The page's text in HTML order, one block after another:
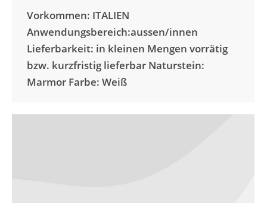
Vorkommen: ITALIEN
Anwendungsbereich:aussen/innen
Lieferbarkeit: in kleinen Mengen vorrätig
bzw. kurzfristig lieferbar Naturstein:
Marmor Farbe: Weiß